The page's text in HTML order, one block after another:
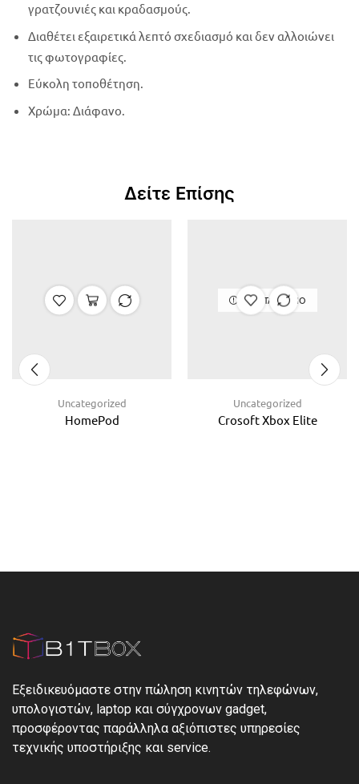
γρατζουνιές και κραδασμούς.
Διαθέτει εξαιρετικά λεπτό σχεδιασμό και δεν αλλοιώνει
τις φωτογραφίες.
Εύκολη τοποθέτηση.
Χρώμα: Διάφανο.
Δείτε Επίσης
Uncategorized
HomePod
ΕΞΑΝΤΛΗΜΈΝΟ
Uncategorized
Crosoft Xbox Elite
Εξειδικευόμαστε στην πώληση κινητών τηλεφώνων,
υπολογιστών, laptop και σύγχρονων gadget,
προσφέροντας παράλληλα αξιόπιστες υπηρεσίες
τεχνικής υποστήριξης και service.